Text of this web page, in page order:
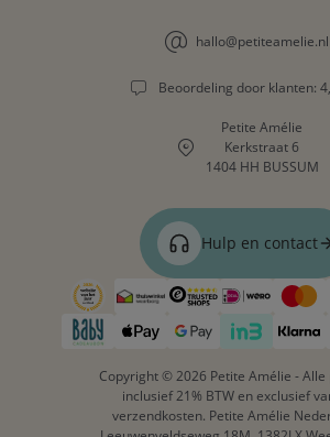
hallo@petiteamelie.nl
Beoordeling door klanten:
Petite Amélie
Kerkstraat 6
1404 HH BUSSUM
Hulp en contact
Copyright © 2026 Petite Amélie - Alle
inclusief 21% BTW en exclusief
verzendkosten. Petite Amélie